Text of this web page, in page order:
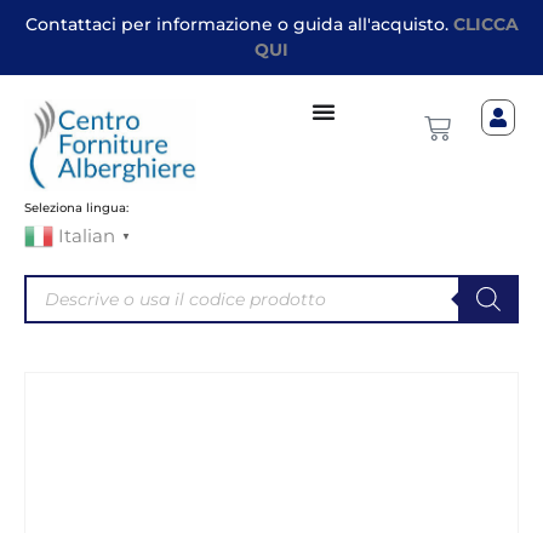
Contattaci per informazione o guida all'acquisto. CLICCA
QUI
Seleziona lingua:
Italian ▼